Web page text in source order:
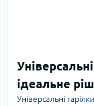
ідеальне
Універсальні